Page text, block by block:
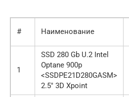
# Наименование
1
SSD 280 Gb U.2 Intel
Optane 900p
<SSDPE21D280GASM>
2.5″ 3D Xpoint